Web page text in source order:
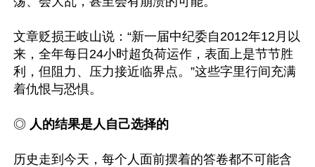
文章贬损王岐山说：“新一届中纪委自2012年12月以
来，全年每日24小时超负荷运作，表面上是节节胜
利，但阻力、压力接近临界点。”这些字里行间充满
着仇恨与恐惧。
◎ 人的结果是人自己选择的
历史走到今天，每个人面前摆着的答卷都不可能含